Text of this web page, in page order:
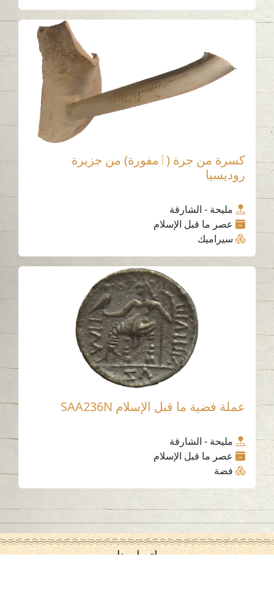
كسرة من جرة (ٱمفورة) من جزيرة
روديسيا
مليحة - الشارقة
عصر ما قبل الإسلام
سيراميك
عملة فضية ما قبل الإسلام SAA236N
مليحة - الشارقة
عصر ما قبل الإسلام
فضة
اتصل بنا